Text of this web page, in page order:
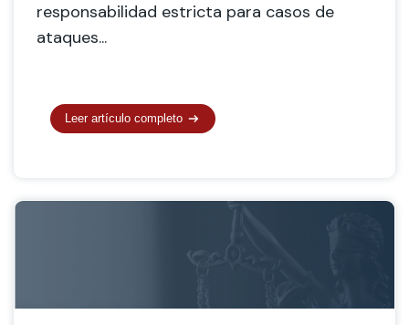
responsabilidad estricta para casos de
ataques...
Leer artículo completo